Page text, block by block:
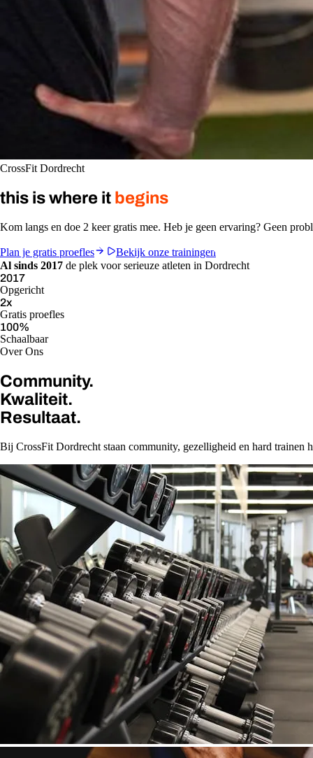
CrossFit Dordrecht
this is where it begins
Kom langs en doe 2 keer gratis mee. Heb je geen ervaring? Geen
Plan je gratis proefles
Bekijk onze trainingen
Al sinds 2017 de plek voor serieuze atleten in Dordrecht
2017
Opgericht
2x
Gratis proefles
100%
Schaalbaar
Over Ons
Community.
Kwaliteit.
Resultaat.
Bij CrossFit Dordrecht staan community, gezelligheid en hard trainen